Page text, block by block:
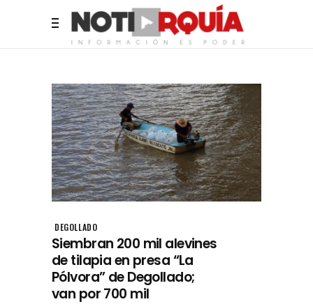
DEGOLLADO
Siembran 200 mil alevines
de tilapia en presa “La
Pólvora” de Degollado;
van por 700 mil